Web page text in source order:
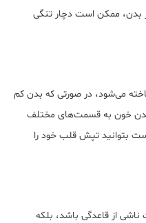
بدن، ممکن است دچار تنگی
می‌شود، در صورتی که بدن کم
خون به قسمت‌های مختلف
بتوانید تپش قلب خود را
از قاعدگی باشد، بلکه